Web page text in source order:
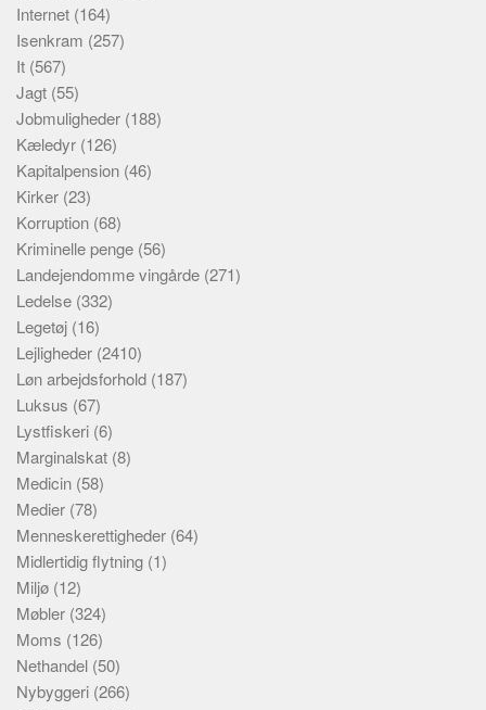
Internet (164)
Isenkram (257)
It (567)
Jagt (55)
Jobmuligheder (188)
Kæledyr (126)
Kapitalpension (46)
Kirker (23)
Korruption (68)
Kriminelle penge (56)
Landejendomme vingårde (271)
Ledelse (332)
Legetøj (16)
Lejligheder (2410)
Løn arbejdsforhold (187)
Luksus (67)
Lystfiskeri (6)
Marginalskat (8)
Medicin (58)
Medier (78)
Menneskerettigheder (64)
Midlertidig flytning (1)
Miljø (12)
Møbler (324)
Moms (126)
Nethandel (50)
Nybyggeri (266)